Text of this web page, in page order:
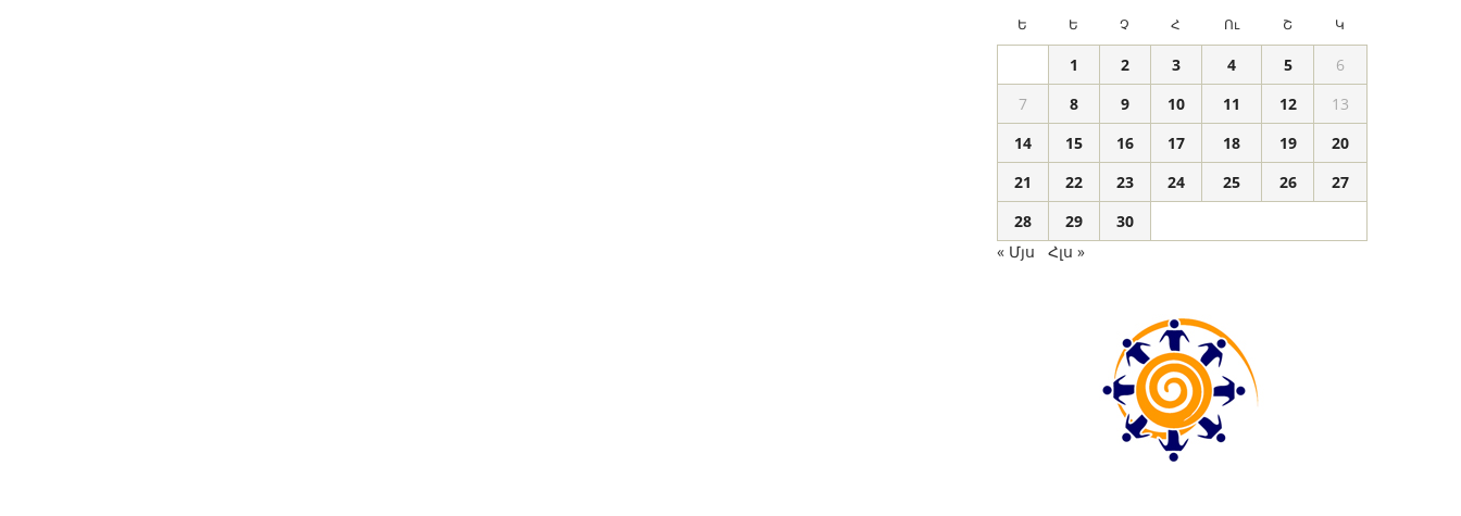
Ե Ե Չ Հ Ու Շ Կ
1 2 3 4 5
6
7
8 9 10 11 12
13
14
15 16 17 18 19
20
21
22 23 24 25 26
27
28
29
30
« Մյս
Հլս »